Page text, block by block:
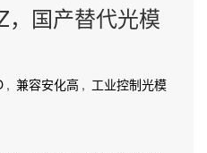
，国产替代光模
, 兼容安化高 , 工业控制光模